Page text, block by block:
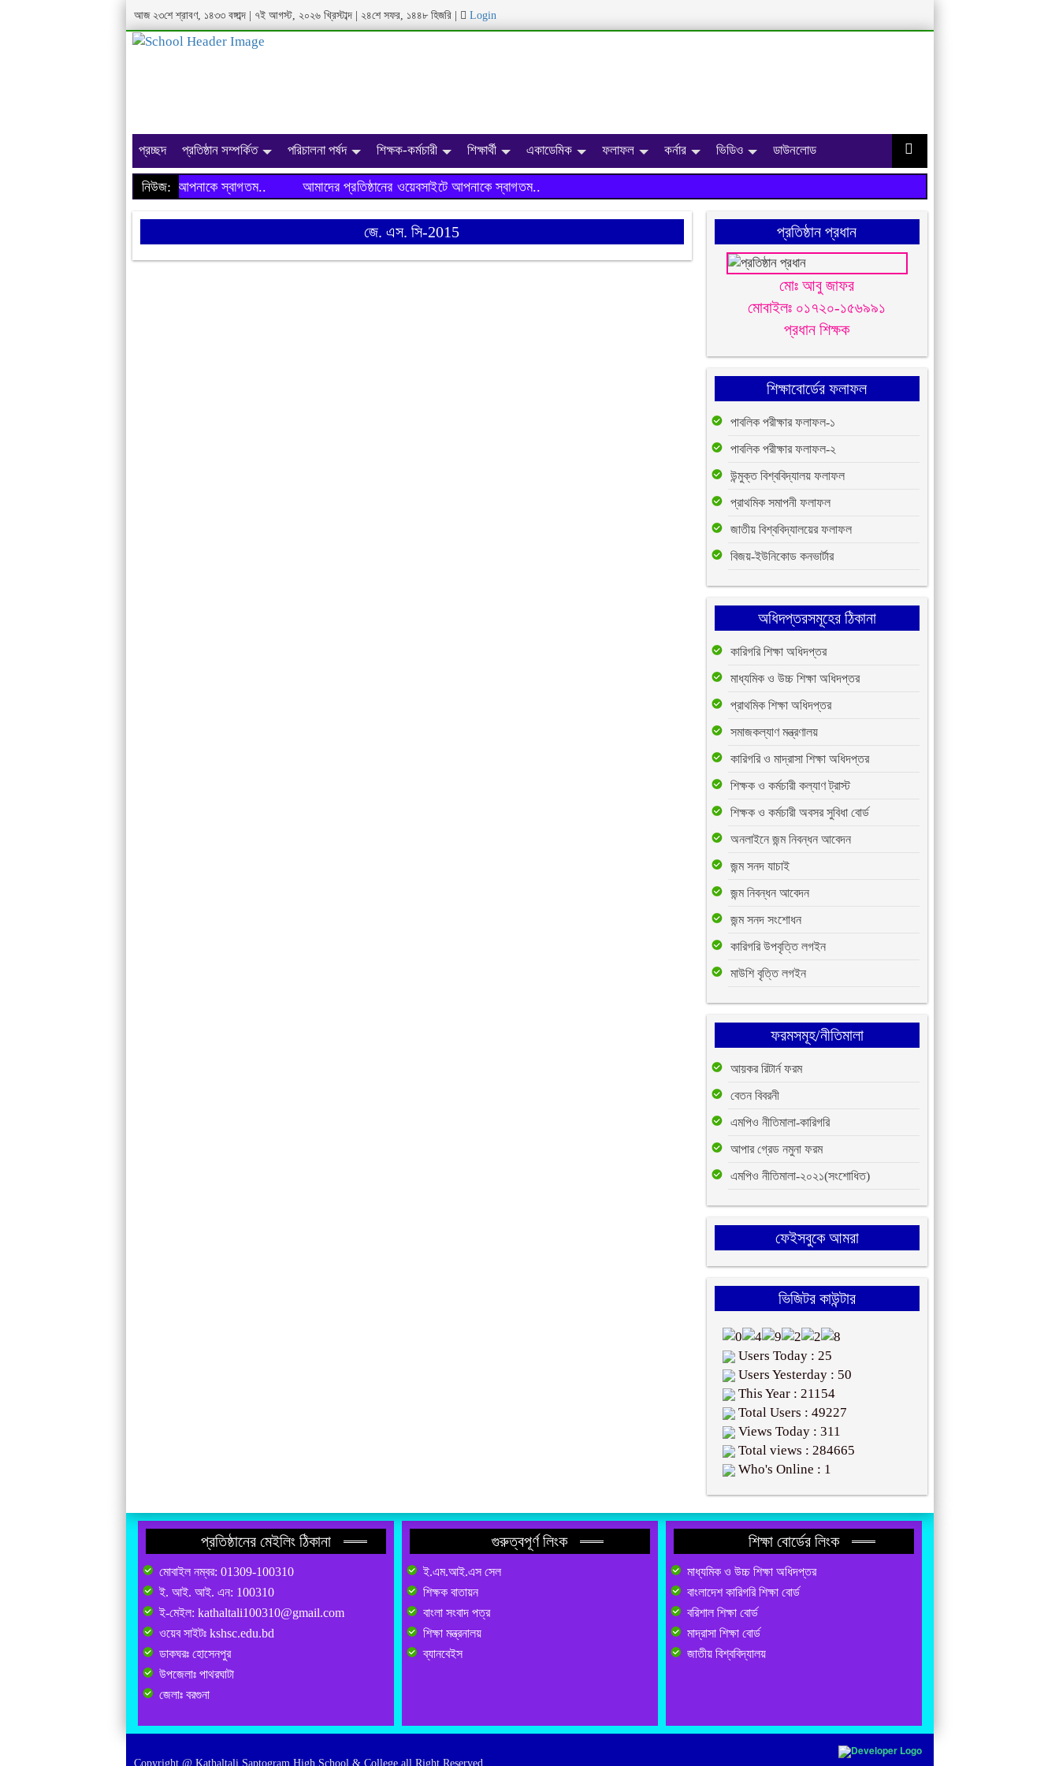
আজ ২৩শে শ্রাবণ, ১৪৩৩ বঙ্গাব্দ | ৭ই আগস্ট, ২০২৬ খ্রিস্টাব্দ | ২৪শে সফর, ১৪৪৮ হিজরি Login
প্রচ্ছদ প্রতিষ্ঠান সম্পর্কিত পরিচালনা পর্ষদ শিক্ষক-কর্মচারী শিক্ষার্থী একাডেমিক ফলাফল কর্নার ভিডিও ডাউনলোড
নিউজ: আমাদের প্রতিষ্ঠানের ওয়েবসাইটে আপনাকে স্বাগতম..
আমাদের প্রতিষ্ঠানের ওয়েবসাইটে আপনাকে স্বাগতম..
জে. এস. সি-2015 প্রতিষ্ঠান প্রধান
মোঃ আবু জাফর
মোবাইলঃ ০১৭২০-১৫৬৯৯১
প্রধান শিক্ষক
শিক্ষাবোর্ডের ফলাফল
পাবলিক পরীক্ষার ফলাফল-১
পাবলিক পরীক্ষার ফলাফল-২
উন্মুক্ত বিশ্ববিদ্যালয় ফলাফল
প্রাথমিক সমাপনী ফলাফল
জাতীয় বিশ্ববিদ্যালয়ের ফলাফল
বিজয়-ইউনিকোড কনভার্টার
অধিদপ্তরসমূহের ঠিকানা
কারিগরি শিক্ষা অধিদপ্তর
মাধ্যমিক ও উচ্চ শিক্ষা অধিদপ্তর
প্রাথমিক শিক্ষা অধিদপ্তর
সমাজকল্যাণ মন্ত্রণালয়
কারিগরি ও মাদ্রাসা শিক্ষা অধিদপ্তর
শিক্ষক ও কর্মচারী কল্যাণ ট্রাস্ট
শিক্ষক ও কর্মচারী অবসর সুবিধা বোর্ড
অনলাইনে জন্ম নিবন্ধন আবেদন
জন্ম সনদ যাচাই
জন্ম নিবন্ধন আবেদন
জন্ম সনদ সংশোধন
কারিগরি উপবৃত্তি লগইন
মাউশি বৃত্তি লগইন
ফরমসমূহ/নীতিমালা
আয়কর রিটার্ন ফরম
বেতন বিবরনী
এমপিও নীতিমালা-কারিগরি
আপার গ্রেড নমুনা ফরম
এমপিও নীতিমালা-২০২১(সংশোধিত)
ফেইসবুকে আমরা
ভিজিটর কাউন্টার
Users Today : 25
Users Yesterday : 50
This Year : 21154
Total Users : 49227
Views Today : 311
Total views : 284665
Who's Online : 1
প্রতিষ্ঠানের মেইলিং ঠিকানা
মোবাইল নম্বর: 01309-100310
ই. আই. আই. এন: 100310
ই-মেইল: kathaltali100310@gmail.com
ওয়েব সাইটঃ kshsc.edu.bd
ডাকঘরঃ হোসেনপুর
উপজেলাঃ পাথরঘাটা
জেলাঃ বরগুনা
গুরুত্বপূর্ণ লিংক
ই.এম.আই.এস সেল
শিক্ষক বাতায়ন
বাংলা সংবাদ পত্র
শিক্ষা মন্ত্রনালয়
ব্যানবেইস
শিক্ষা বোর্ডের লিংক
মাধ্যমিক ও উচ্চ শিক্ষা অধিদপ্তর
বাংলাদেশ কারিগরি শিক্ষা বোর্ড
বরিশাল শিক্ষা বোর্ড
মাদ্রাসা শিক্ষা বোর্ড
জাতীয় বিশ্ববিদ্যালয়
Copyright @ Kathaltali Saptogram High School & College all Right Reserved